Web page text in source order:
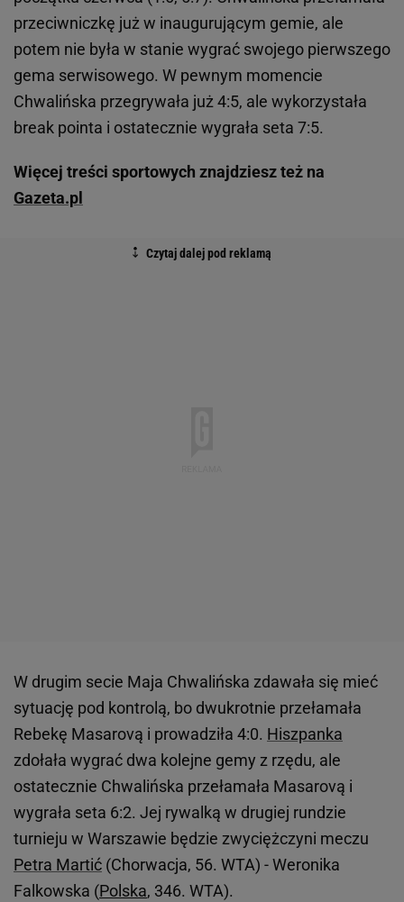
przeciwniczkę już w inaugurującym gemie, ale
potem nie była w stanie wygrać swojego pierwszego
gema serwisowego. W pewnym momencie
Chwalińska przegrywała już 4:5, ale wykorzystała
break pointa i ostatecznie wygrała seta 7:5.
Więcej treści sportowych znajdziesz też na
Gazeta.pl
W drugim secie Maja Chwalińska zdawała się mieć
sytuację pod kontrolą, bo dwukrotnie przełamała
Rebekę Masarovą i prowadziła 4:0. Hiszpanka
zdołała wygrać dwa kolejne gemy z rzędu, ale
ostatecznie Chwalińska przełamała Masarovą i
wygrała seta 6:2. Jej rywalką w drugiej rundzie
turnieju w Warszawie będzie zwyciężczyni meczu
Petra Martić (Chorwacja, 56. WTA) - Weronika
Falkowska (Polska, 346. WTA).